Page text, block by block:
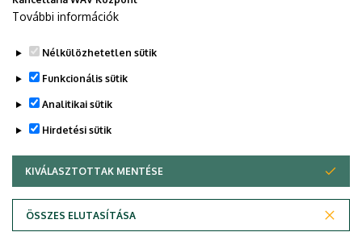
Legutóbbi frissítés: 2024. 11. 29. 13:16
Adatvédelem
További információk
Nélkülözhetetlen sütik
Funkcionális sütik
Analitikai sütik
Hirdetési sütik
KIVÁLASZTOTTAK MENTÉSE
ÖSSZES ELUTASÍTÁSA
WITHDRAW CONSENT